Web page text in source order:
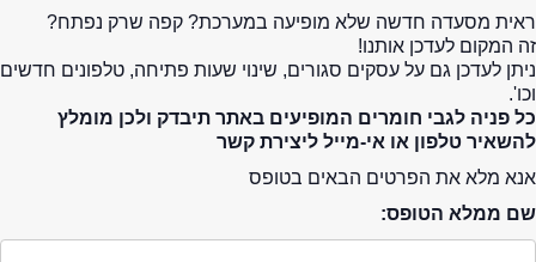
ראית מסעדה חדשה שלא מופיעה במערכת? קפה שרק נפתח?
זה המקום לעדכן אותנו!
ניתן לעדכן גם על עסקים סגורים, שינוי שעות פתיחה, טלפונים חדשים
וכו'.
כל פניה לגבי חומרים המופיעים באתר תיבדק ולכן מומלץ
להשאיר טלפון או אי-מייל ליצירת קשר
אנא מלא את הפרטים הבאים בטופס
שם ממלא הטופס: